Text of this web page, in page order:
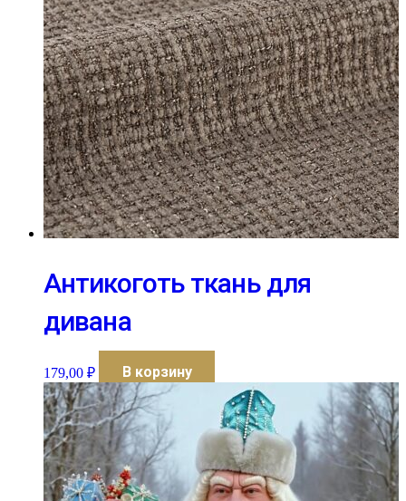
Антикоготь ткань для
дивана
179,00 ₽ В корзину